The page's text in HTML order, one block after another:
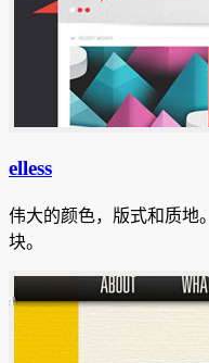
elless
伟大的颜色，版式和质地。
块。